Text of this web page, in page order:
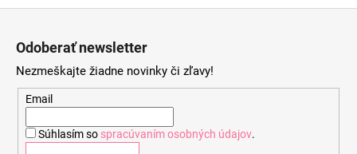
Odoberať newsletter
Nezmeškajte žiadne novinky či zľavy!
Email
Súhlasím so spracúvaním osobných údajov.